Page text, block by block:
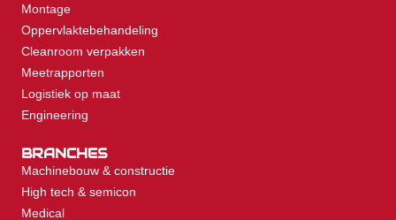
Montage
Oppervlaktebehandeling
Cleanroom verpakken
Meetrapporten
Logistiek op maat
Engineering
BRANCHES
Machinebouw & constructie
High tech & semicon
Medical